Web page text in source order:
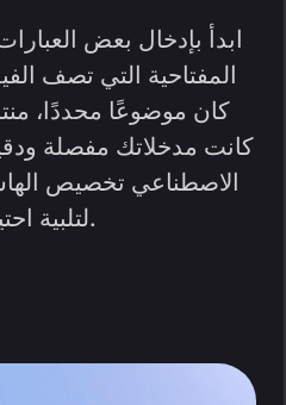
ابدأ بإدخال بعض
المفتاحية التي تصف
كان موضوعًا محددًا،
كانت مدخلاتك مفصلة
الاصطناعي تخصيص
لتلبية احتياجاتك.